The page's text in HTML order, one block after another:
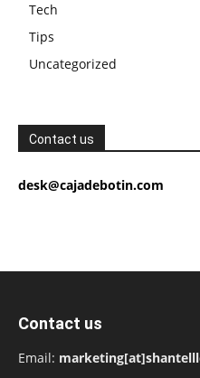
Tech
Tips
Uncategorized
Contact us
desk@cajadebotin.com
Contact us
Email: